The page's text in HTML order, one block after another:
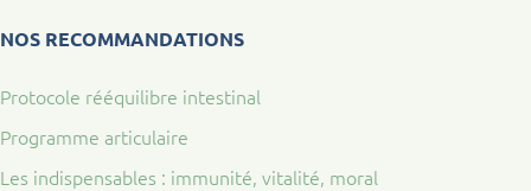
NOS RECOMMANDATIONS
Protocole rééquilibre intestinal
Programme articulaire
Les indispensables : immunité, vitalité, moral